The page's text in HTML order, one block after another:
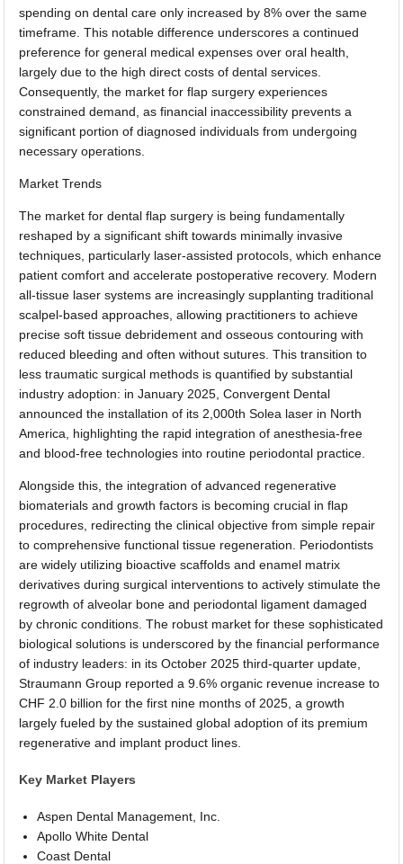
spending on dental care only increased by 8% over the same
timeframe. This notable difference underscores a continued
preference for general medical expenses over oral health,
largely due to the high direct costs of dental services.
Consequently, the market for flap surgery experiences
constrained demand, as financial inaccessibility prevents a
significant portion of diagnosed individuals from undergoing
necessary operations.
Market Trends
The market for dental flap surgery is being fundamentally
reshaped by a significant shift towards minimally invasive
techniques, particularly laser-assisted protocols, which enhance
patient comfort and accelerate postoperative recovery. Modern
all-tissue laser systems are increasingly supplanting traditional
scalpel-based approaches, allowing practitioners to achieve
precise soft tissue debridement and osseous contouring with
reduced bleeding and often without sutures. This transition to
less traumatic surgical methods is quantified by substantial
industry adoption: in January 2025, Convergent Dental
announced the installation of its 2,000th Solea laser in North
America, highlighting the rapid integration of anesthesia-free
and blood-free technologies into routine periodontal practice.
Alongside this, the integration of advanced regenerative
biomaterials and growth factors is becoming crucial in flap
procedures, redirecting the clinical objective from simple repair
to comprehensive functional tissue regeneration. Periodontists
are widely utilizing bioactive scaffolds and enamel matrix
derivatives during surgical interventions to actively stimulate the
regrowth of alveolar bone and periodontal ligament damaged
by chronic conditions. The robust market for these sophisticated
biological solutions is underscored by the financial performance
of industry leaders: in its October 2025 third-quarter update,
Straumann Group reported a 9.6% organic revenue increase to
CHF 2.0 billion for the first nine months of 2025, a growth
largely fueled by the sustained global adoption of its premium
regenerative and implant product lines.
Key Market Players
Aspen Dental Management, Inc.
Apollo White Dental
Coast Dental